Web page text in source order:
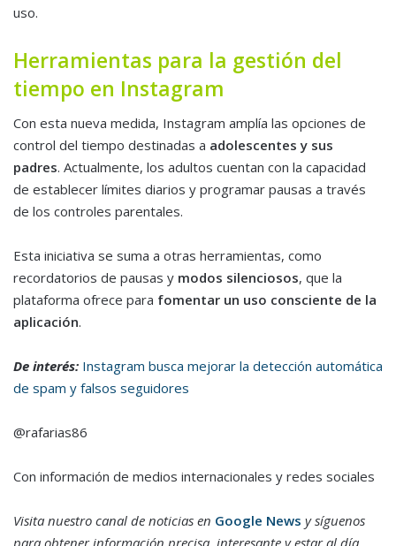
uso.
Herramientas para la gestión del
tiempo en Instagram
Con esta nueva medida, Instagram amplía las opciones de
control del tiempo destinadas a adolescentes y sus
padres. Actualmente, los adultos cuentan con la capacidad
de establecer límites diarios y programar pausas a través
de los controles parentales.
Esta iniciativa se suma a otras herramientas, como
recordatorios de pausas y modos silenciosos, que la
plataforma ofrece para fomentar un uso consciente de la
aplicación.
De interés: Instagram busca mejorar la detección automática
de spam y falsos seguidores
@rafarias86
Con información de medios internacionales y redes sociales
Visita nuestro canal de noticias en Google News y síguenos